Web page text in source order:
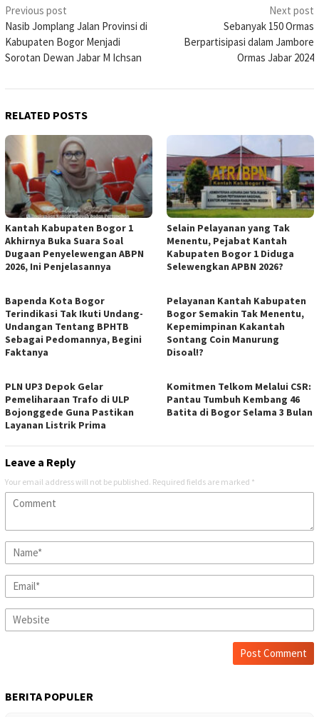
Post
navigation
Previous post
Nasib Jomplang Jalan Provinsi di
Kabupaten Bogor Menjadi
Sorotan Dewan Jabar M Ichsan
Next post
Sebanyak 150 Ormas
Berpartisipasi dalam Jambore
Ormas Jabar 2024
RELATED POSTS
Kantah Kabupaten Bogor 1
Akhirnya Buka Suara Soal
Dugaan Penyelewengan ABPN
2026, Ini Penjelasannya
Selain Pelayanan yang Tak
Menentu, Pejabat Kantah
Kabupaten Bogor 1 Diduga
Selewengkan APBN 2026?
Bapenda Kota Bogor
Terindikasi Tak Ikuti Undang-
Undangan Tentang BPHTB
Sebagai Pedomannya, Begini
Faktanya
Pelayanan Kantah Kabupaten
Bogor Semakin Tak Menentu,
Kepemimpinan Kakantah
Sontang Coin Manurung
Disoal!?
PLN UP3 Depok Gelar
Pemeliharaan Trafo di ULP
Bojonggede Guna Pastikan
Layanan Listrik Prima
Komitmen Telkom Melalui CSR:
Pantau Tumbuh Kembang 46
Batita di Bogor Selama 3 Bulan
Leave a Reply
Your email address will not be published. Required fields are marked *
BERITA POPULER